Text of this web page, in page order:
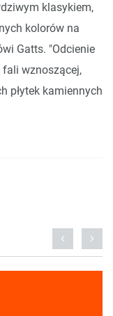
klasykiem,
kolorów na
Gatts. "Odcienie
fali wznoszącej,
płytek kamiennych